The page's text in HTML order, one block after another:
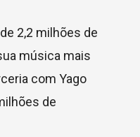
2,2 milhões de
música mais
com Yago
de